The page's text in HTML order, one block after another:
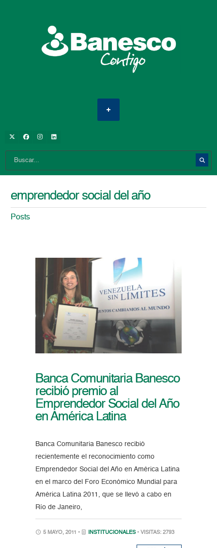
emprendedor social del año
Posts
Banca Comunitaria Banesco
recibió premio al
Emprendedor Social del Año
en América Latina
Banca Comunitaria Banesco recibió
recientemente el reconocimiento como
Emprendedor Social del Año en América Latina
en el marco del Foro Económico Mundial para
América Latina 2011, que se llevó a cabo en
Río de Janeiro,
5 MAYO, 2011 • INSTITUCIONALES • VISITAS: 2793